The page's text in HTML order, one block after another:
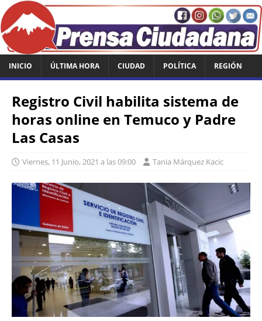
INICIO ÚLTIMA HORA CIUDAD POLÍTICA REGIÓN
Registro Civil habilita sistema de
horas online en Temuco y Padre
Las Casas
Viernes, 11 Junio, 2021 a las 09:00 Tania Márquez Kacic